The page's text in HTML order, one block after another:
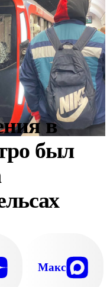
в
был
Макс